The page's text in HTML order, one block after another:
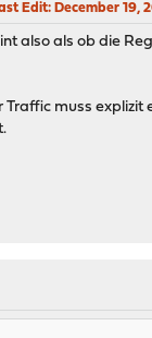
Edit: December 19,
also als ob die
muss explizit